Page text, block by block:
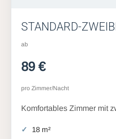
STANDARD-
ab
89 €
pro Zimmer/Nacht
Komfortables Zimmer mit
18 m²